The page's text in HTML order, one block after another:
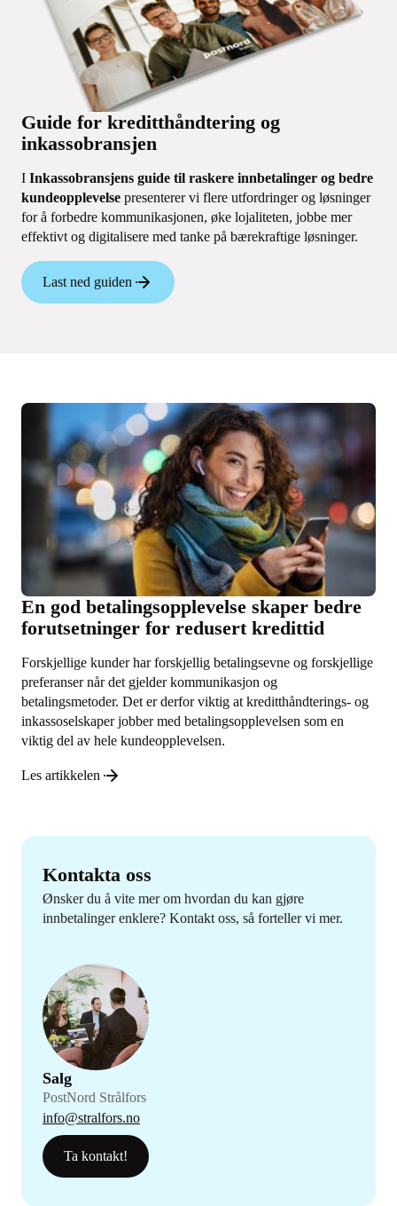
Guide for kreditthåndtering og
inkassobransjen
I Inkassobransjens guide til raskere innbetalinger og bedre
kundeopplevelse presenterer vi flere utfordringer og løsninger
for å forbedre kommunikasjonen, øke lojaliteten, jobbe mer
effektivt og digitalisere med tanke på bærekraftige løsninger.
Last ned guiden
En god betalingsopplevelse skaper bedre
forutsetninger for redusert kredittid
Forskjellige kunder har forskjellig betalingsevne og forskjellige
preferanser når det gjelder kommunikasjon og
betalingsmetoder. Det er derfor viktig at kreditthåndterings- og
inkassoselskaper jobber med betalingsopplevelsen som en
viktig del av hele kundeopplevelsen.
Les artikkelen
Kontakta oss
Ønsker du å vite mer om hvordan du kan gjøre
innbetalinger enklere? Kontakt oss, så forteller vi mer.
Salg
PostNord Strålfors
info@stralfors.no
Ta kontakt!